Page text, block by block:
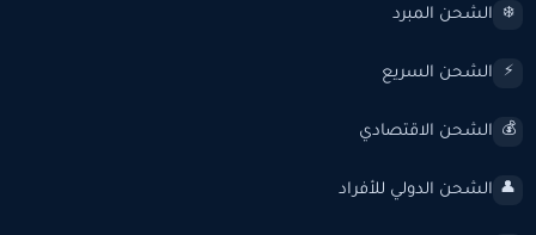
❄️ الشحن المبرد
⚡ الشحن السريع
💰 الشحن الاقتصادي
👤 الشحن الدولي للأفراد